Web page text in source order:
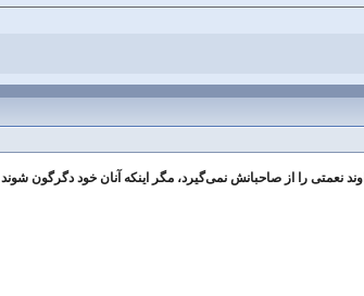
نعمتى را از صاحبانش نمى‌گيرد، مگر اينكه آنان خود دگرگون شوند